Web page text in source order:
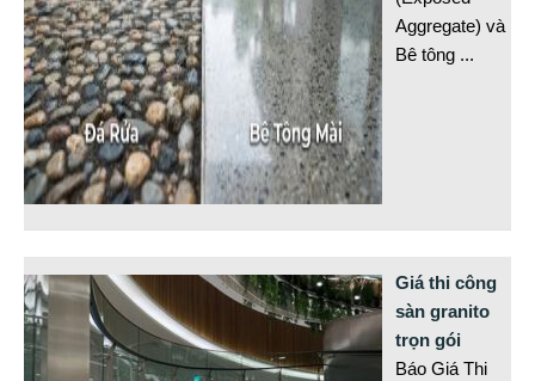
Aggregate) và
Bê tông ...
Giá thi công
sàn granito
trọn gói
Báo Giá Thi